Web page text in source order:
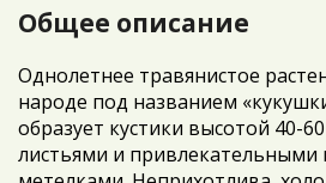
Общее описание
Однолетнее травянистое
народе под названием
образует кустики высотой 40-
листьями и